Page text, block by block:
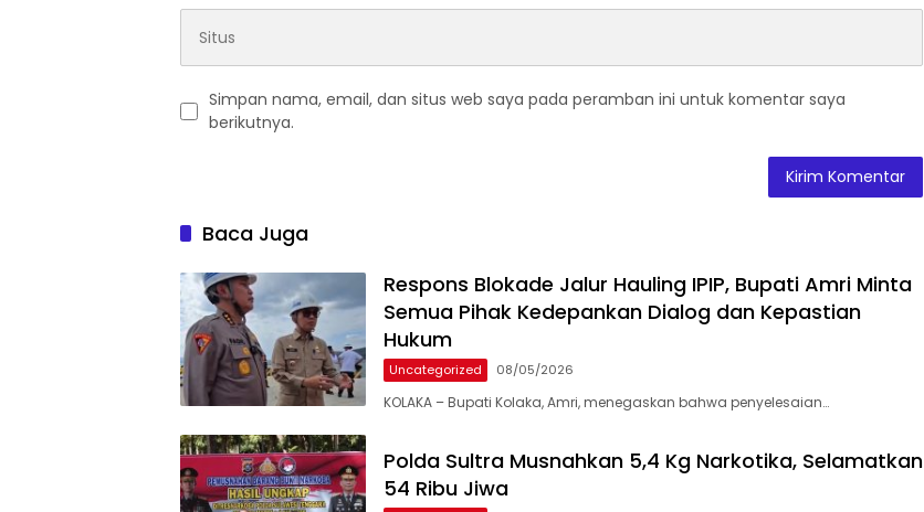
Simpan nama, email, dan situs web saya pada peramban ini untuk komentar saya
berikutnya.
Baca Juga
Respons Blokade Jalur Hauling IPIP, Bupati Amri Minta
Semua Pihak Kedepankan Dialog dan Kepastian
Hukum
Uncategorized 08/05/2026
KOLAKA – Bupati Kolaka, Amri, menegaskan bahwa penyelesaian…
Polda Sultra Musnahkan 5,4 Kg Narkotika, Selamatkan
54 Ribu Jiwa